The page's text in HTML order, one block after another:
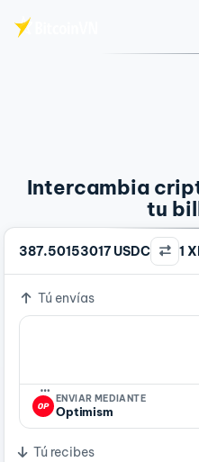
Intercambia
tu
387.50153017 USDC 1
Tú envías
…
ENVIAR MEDIANTE
Optimism
Tú recibes